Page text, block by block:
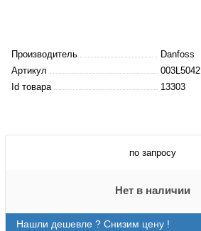
Производитель
Danfoss
Артикул
003L5042
Id товара
13303
по запросу
Нет в наличии
Нашли дешевле ? Снизим цену !